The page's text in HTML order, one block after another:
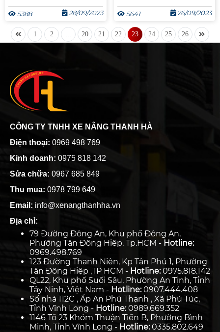
khác nhau. Hãy cùng chúng tôi
tham khảo một số dòng xe
nâng Linde cũ giá rẻ thông
dụng dưới đây nhé.
5388 28/09/2023
Dương? Xe nâng hàng cũ giá rẻ
là một lựa chọn hợp lý cho bạn.
Bình Dương không chỉ là một
trong những trung tâm kinh tế
5641 26/09/2023
1 2 20 21 22 23 24 25 26
CÔNG TY TNHH XE NÂNG THANH HÀ
Điện thoại: 0969 498 769
Kinh doanh: 0975 818 142
Sửa chữa: 0967 685 849
Thu mua: 0978 799 649
Email: info@xenangthanhha.vn
Địa chỉ:
79 Đường Đông An, Khu phố Đông An,
Phường Tân Đông Hiệp, Tp.HCM - Hotline:
0969.498.769
123 Đường Thanh Niên, Kp Tân Phú 1, Phường
Tân Đông Hiệp ,TP HCM - Hotline:0975.818.142
QL22, Khu phố Suối Sâu, Phường An Tịnh, Tỉnh
Tây Ninh, Việt Nam - Hotline:0907.444.408
Số nhà 112C , Ấp An Phú Thạnh , Xã Phú Túc,
Tỉnh Vĩnh Long - Hotline:0989.669.352
1146 Tổ 23 Khóm Thuận Tiến B, Phường Bình
Minh, Tỉnh Vĩnh Long - Hotline:0335.802.649